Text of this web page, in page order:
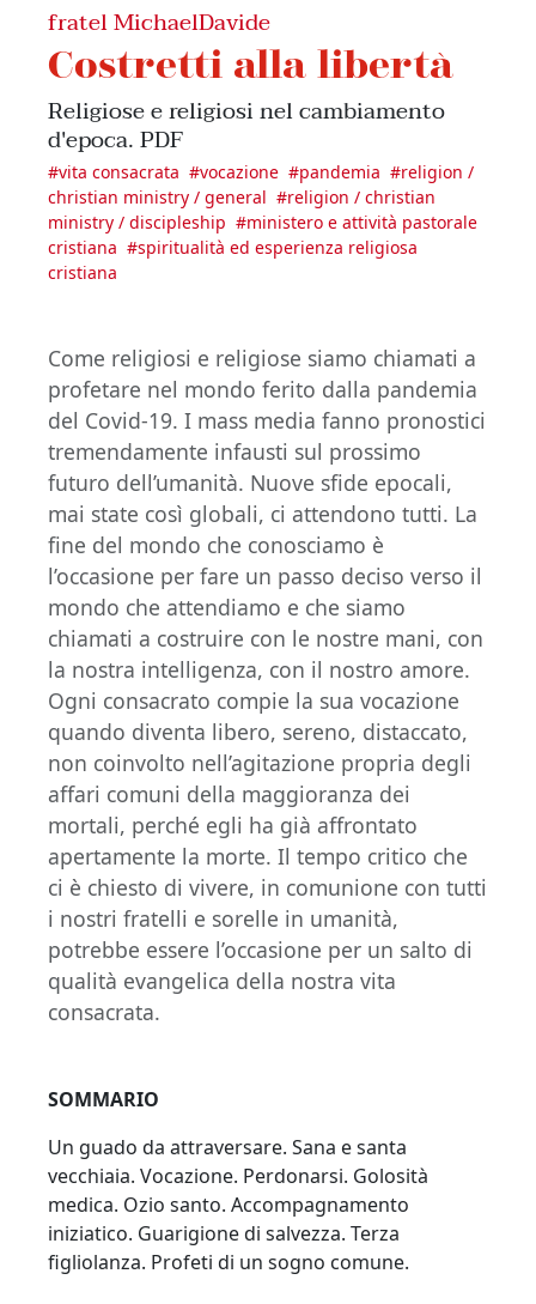
fratel MichaelDavide
Costretti alla libertà
Religiose e religiosi nel cambiamento
d'epoca. PDF
#vita consacrata #vocazione #pandemia #religion /
christian ministry / general #religion / christian
ministry / discipleship #ministero e attività pastorale
cristiana #spiritualità ed esperienza religiosa
cristiana
Come religiosi e religiose siamo chiamati a
profetare nel mondo ferito dalla pandemia
del Covid-19. I mass media fanno pronostici
tremendamente infausti sul prossimo
futuro dell’umanità. Nuove sfide epocali,
mai state così globali, ci attendono tutti. La
fine del mondo che conosciamo è
l’occasione per fare un passo deciso verso il
mondo che attendiamo e che siamo
chiamati a costruire con le nostre mani, con
la nostra intelligenza, con il nostro amore.
Ogni consacrato compie la sua vocazione
quando diventa libero, sereno, distaccato,
non coinvolto nell’agitazione propria degli
affari comuni della maggioranza dei
mortali, perché egli ha già affrontato
apertamente la morte. Il tempo critico che
ci è chiesto di vivere, in comunione con tutti
i nostri fratelli e sorelle in umanità,
potrebbe essere l’occasione per un salto di
qualità evangelica della nostra vita
consacrata.
SOMMARIO
Un guado da attraversare. Sana e santa
vecchiaia. Vocazione. Perdonarsi. Golosità
medica. Ozio santo. Accompagnamento
iniziatico. Guarigione di salvezza. Terza
figliolanza. Profeti di un sogno comune.